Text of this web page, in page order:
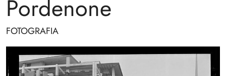
Pordenone
FOTOGRAFIA